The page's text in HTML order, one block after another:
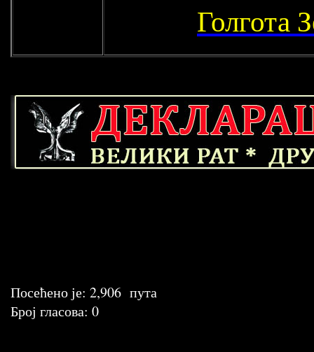
Голгота
Посећено је: 2,906 пута
Број гласова: 0